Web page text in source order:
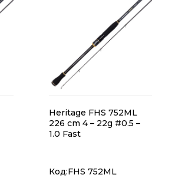
Heritage FHS 752ML
226 cm 4 – 22g #0.5 –
1.0 Fast
Код:FHS 752ML